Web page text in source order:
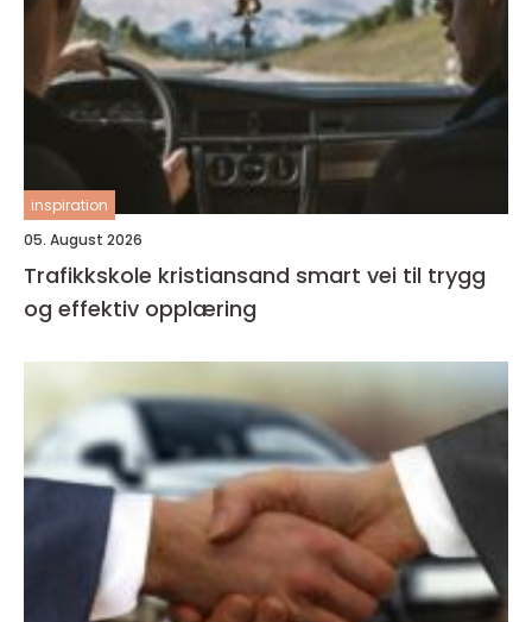
inspiration
05. August 2026
Trafikkskole kristiansand smart vei til trygg
og effektiv opplæring